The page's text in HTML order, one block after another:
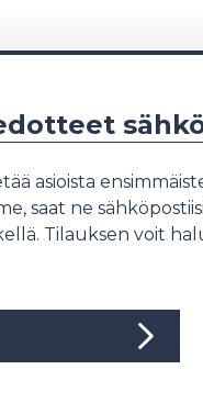
asioista
saat ne
Tilauksen voit